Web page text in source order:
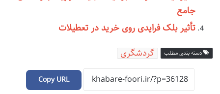
جامع
تأثیر بلک فرایدی روی خرید در تعطیلات
دسته بندی مطلب گردشگری
Copy URL